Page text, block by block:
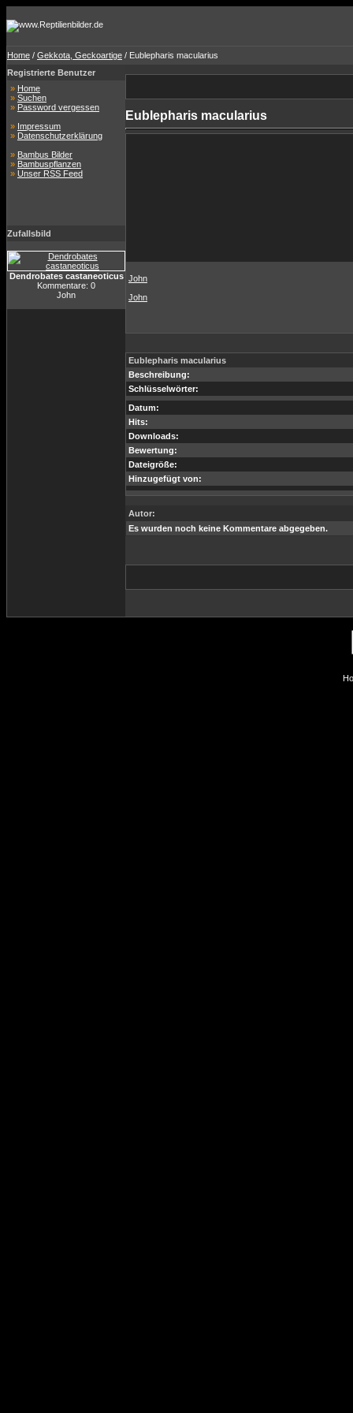
Home / Gekkota, Geckoartige / Eublepharis macularius
Registrierte Benutzer
» Home
» Suchen
» Password vergessen
» Impressum
» Datenschutzerklärung
» Bambus Bilder
» Bambuspflanzen
» Unser RSS Feed
Zufallsbild
Dendrobates castaneoticus
Kommentare: 0
John
Eublepharis macularius
John
John
Eublepharis macularius
Beschreibung:
Schlüsselwörter:
Datum:
Hits:
Downloads:
Bewertung:
Dateigröße:
Hinzugefügt von:
Autor:
Es wurden noch keine Kommentare abgegeben.